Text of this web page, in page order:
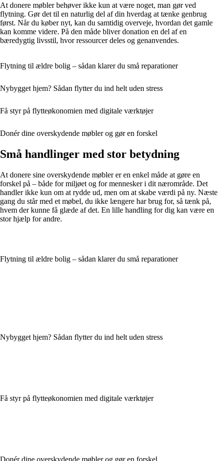
At donere møbler behøver ikke kun at være noget, man gør ved
flytning. Gør det til en naturlig del af din hverdag at tænke genbrug
først. Når du køber nyt, kan du samtidig overveje, hvordan det gamle
kan komme videre. På den måde bliver donation en del af en
bæredygtig livsstil, hvor ressourcer deles og genanvendes.
Flytning til ældre bolig – sådan klarer du små reparationer
Nybygget hjem? Sådan flytter du ind helt uden stress
Få styr på flytteøkonomien med digitale værktøjer
Donér dine overskydende møbler og gør en forskel
Små handlinger med stor betydning
At donere sine overskydende møbler er en enkel måde at gøre en
forskel på – både for miljøet og for mennesker i dit nærområde. Det
handler ikke kun om at rydde ud, men om at skabe værdi på ny. Næste
gang du står med et møbel, du ikke længere har brug for, så tænk på,
hvem der kunne få glæde af det. En lille handling for dig kan være en
stor hjælp for andre.
Flytning til ældre bolig – sådan klarer du små reparationer
Nybygget hjem? Sådan flytter du ind helt uden stress
Få styr på flytteøkonomien med digitale værktøjer
Donér dine overskydende møbler og gør en forskel